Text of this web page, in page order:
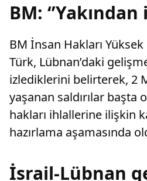
BM: ‘’Yakından
BM İnsan Hakları
Türk, Lübnan’daki
izlediklerini belirterek, 2
yaşanan saldırılar başta
hakları ihlallerine ilişkin
hazırlama aşamasında
İsrail-Lübnan